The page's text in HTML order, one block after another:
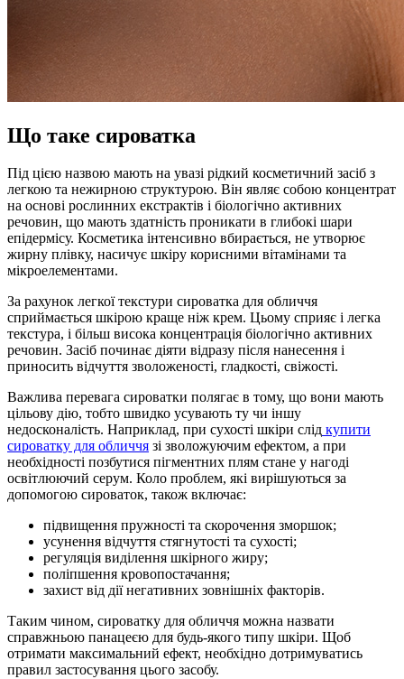
Що таке сироватка
Під цією назвою мають на увазі рідкий косметичний засіб з
легкою та нежирною структурою. Він являє собою концентрат
на основі рослинних екстрактів і біологічно активних
речовин, що мають здатність проникати в глибокі шари
епідермісу. Косметика інтенсивно вбирається, не утворює
жирну плівку, насичує шкіру корисними вітамінами та
мікроелементами.
За рахунок легкої текстури сироватка для обличчя
сприймається шкірою краще ніж крем. Цьому сприяє і легка
текстура, і більш висока концентрація біологічно активних
речовин. Засіб починає діяти відразу після нанесення і
приносить відчуття зволоженості, гладкості, свіжості.
Важлива перевага сироватки полягає в тому, що вони мають
цільову дію, тобто швидко усувають ту чи іншу
недосконалість. Наприклад, при сухості шкіри слід купити
сироватку для обличчя зі зволожуючим ефектом, а при
необхідності позбутися пігментних плям стане у нагоді
освітлюючий серум. Коло проблем, які вирішуються за
допомогою сироваток, також включає:
підвищення пружності та скорочення зморшок;
усунення відчуття стягнутості та сухості;
регуляція виділення шкірного жиру;
поліпшення кровопостачання;
захист від дії негативних зовнішніх факторів.
Таким чином, сироватку для обличчя можна назвати
справжньою панацеєю для будь-якого типу шкіри. Щоб
отримати максимальний ефект, необхідно дотримуватись
правил застосування цього засобу.